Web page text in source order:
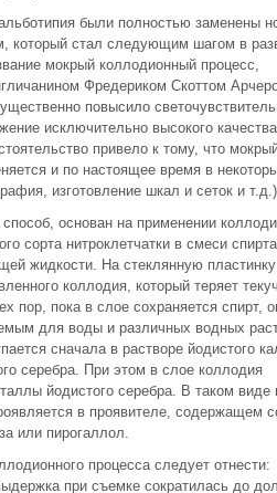
были полностью заменены
который стал следующим шагом в
мокрый коллодионный процесс,
Фредериком Скоттом
повысило
исключительно высокого
привело к тому, что
и по настоящее время в
изготовление шкал и сеток и
основан на применении
сорта нитроклетчатки в смеси
жидкости. На стеклянную пластинку
коллодия, который теряет
пор, пока в слое сохраняется спирт,
для воды и различных водных
сначала в растворе йодистого
серебра. При этом в слое коллодия
йодистого серебра. В таком виде
в проявителе, содержащем
или пирогаллол.
процесса следует отнести:
при съемке сократилась до